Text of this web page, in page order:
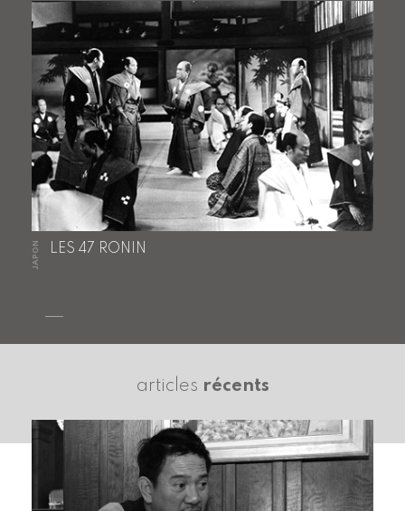
JAPON LES 47 RONIN
articles récents